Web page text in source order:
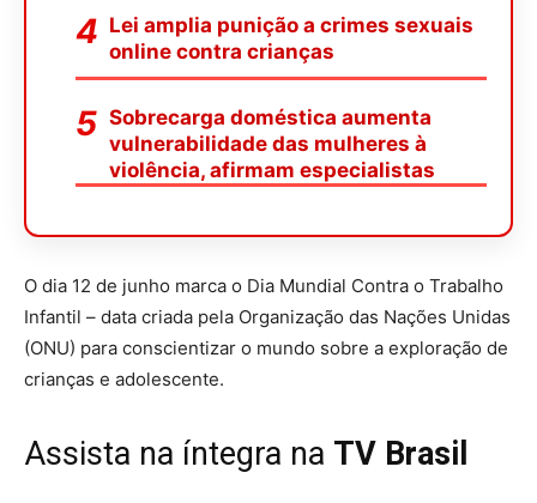
Lei amplia punição a crimes sexuais
online contra crianças
Sobrecarga doméstica aumenta
vulnerabilidade das mulheres à
violência, afirmam especialistas
O dia 12 de junho marca o Dia Mundial Contra o Trabalho
Infantil – data criada pela Organização das Nações Unidas
(ONU) para conscientizar o mundo sobre a exploração de
crianças e adolescente.
Assista na íntegra na TV Brasil